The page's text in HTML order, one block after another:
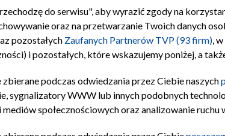
Regulamin TVP Polityka
do serwisu", aby wyrazić zgody na
oraz na przetwarzanie Twoich danych
pozostałych Zaufanych Partnerów TVP (93 firm),
i pozostałych, które wskazujemy poniżej, a
podczas odwiedzania przez Ciebie naszych
sygnalizatory WWW lub innych podobnych
społecznościowych oraz analizowanie ruchu